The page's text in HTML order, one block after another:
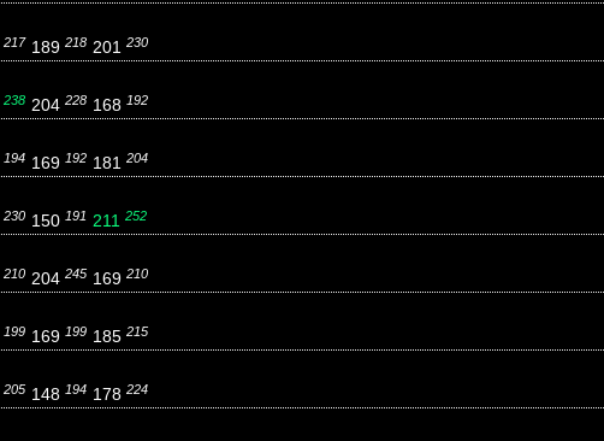
217 189 218 201 230
238 204 228 168 192
194 169 192 181 204
230 150 191 211 252
210 204 245 169 210
199 169 199 185 215
205 148 194 178 224